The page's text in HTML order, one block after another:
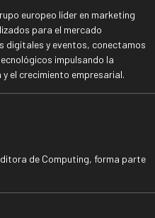
europeo líder en marketing
para el mercado
digitales y eventos, conectamos
impulsando la
el crecimiento empresarial.
de Computing, forma parte